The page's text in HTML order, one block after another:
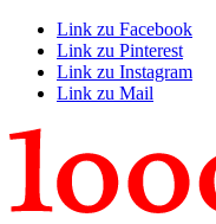
Link zu Facebook
Link zu Pinterest
Link zu Instagram
Link zu Mail